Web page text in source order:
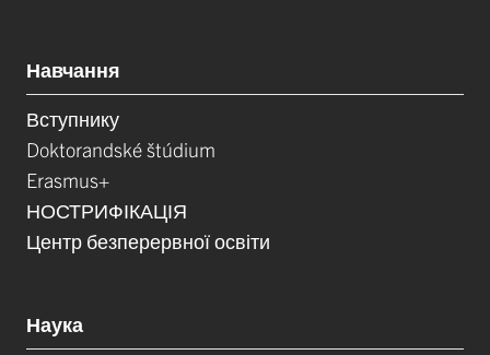
Навчання
Вступнику
Doktorandské štúdium
Erasmus+
НОСТРИФІКАЦІЯ
Центр безперервної освіти
Наука